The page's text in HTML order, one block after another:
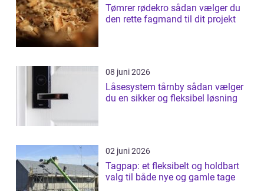
Tømrer rødekro sådan vælger du
den rette fagmand til dit projekt
08 juni 2026
Låsesystem tårnby sådan vælger
du en sikker og fleksibel løsning
02 juni 2026
Tagpap: et fleksibelt og holdbart
valg til både nye og gamle tage